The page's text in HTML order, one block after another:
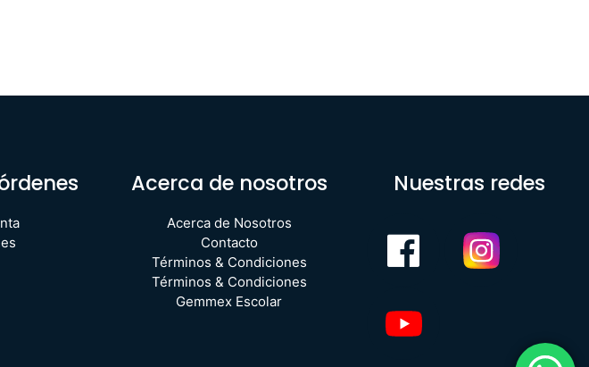
Acerca de nosotros
Acerca de Nosotros
Contacto
Términos & Condiciones
Términos & Condiciones
Gemmex Escolar
Nuestras redes